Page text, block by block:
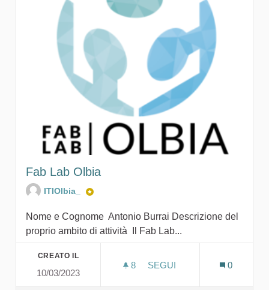
Fab Lab Olbia
ITIOlbia_
Nome e Cognome Antonio Burrai Descrizione del
proprio ambito di attività Il Fab Lab...
CREATO IL
10/03/2023
8 8 SOSTENITORI
SEGUI
0